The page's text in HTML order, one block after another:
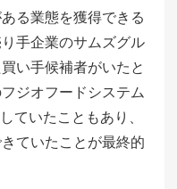
る業態を獲得できる
手企業のサムズグル
い手候補者がいたと
ジオフードシステム
ていたこともあり、
ていたことが最終的